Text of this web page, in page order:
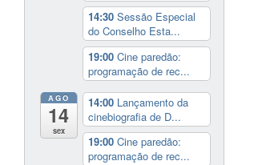
14:30 Sessão Especial
do Conselho Esta...
19:00 Cine paredão:
programação de rec...
AGO
14
sex
14:00 Lançamento da
cinebiografia de D...
19:00 Cine paredão:
programação de rec...